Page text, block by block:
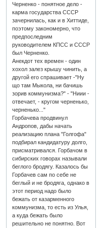
Черненко - понятное дело -
карма государства СССР
зачернилась, как и в Хиттиде,
поэтому закономерно, что
предпоследним
руководителем КПСС и СССР
был Черненко.
Анекдот тех времен - один
хохол залез крышу чинить, а
другой его спрашивает -"Ну
що там Мыкола, ни бачишь
зорив коммунизма?" - "Ниии -
отвечает, - кругом черненько,
черненько..."
Горбачева продвинул
Андропов, дабы начать
реализацию плана "Голгофа"
подбирал кандидатуру долго,
присматривался. Горбачом в
сибирских говорах называли
беглого бродягу. Казалось бы
Горбачев сам по себе не
беглый и не бродяга, однако в
этот период надо было
бежать от казарменного
коммунизма, то есть из Улья,
а куда бежать было
решительно не понятно. Вот